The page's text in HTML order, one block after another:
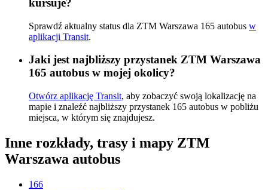
kursuje?
Sprawdź aktualny status dla ZTM Warszawa 165 autobus w
aplikacji Transit.
Jaki jest najbliższy przystanek ZTM Warszawa
165 autobus w mojej okolicy?
Otwórz aplikację Transit, aby zobaczyć swoją lokalizację na
mapie i znaleźć najbliższy przystanek 165 autobus w pobliżu
miejsca, w którym się znajdujesz.
Inne rozkłady, trasy i mapy ZTM
Warszawa autobus
166